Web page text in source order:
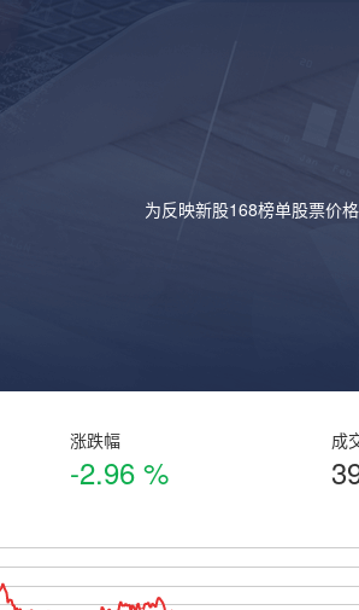
为反映新股168榜单股票价
涨跌幅
-2.96 %
成